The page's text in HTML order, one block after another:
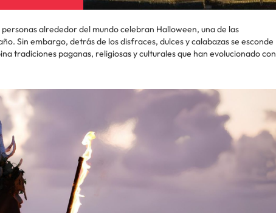
alrededor del mundo celebran Halloween, una de las
Sin embargo, detrás de los disfraces, dulces y calabazas se esconde
tradiciones paganas, religiosas y culturales que han evolucionado con